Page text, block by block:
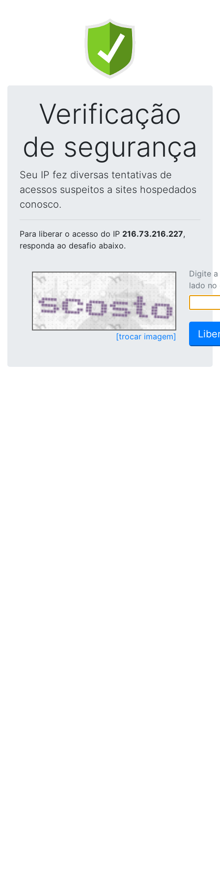
Verificação
de segurança
Seu IP fez diversas tentativas de
acessos suspeitos a sites hospedados
conosco.
Para liberar o acesso do IP 216.73.216.227,
responda ao desafio abaixo.
[trocar imagem]
Digite
lado no